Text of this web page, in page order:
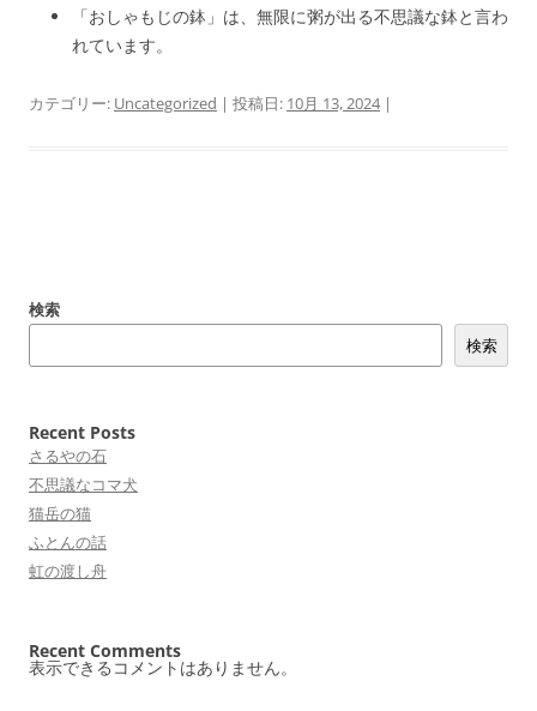
「おしゃもじの鉢」は、無限に粥が出る不思議な鉢と言わ
れています。
カテゴリー: Uncategorized | 投稿日: 10月 13, 2024|
ナ
ー
シ
ョ
ン
検索
検索
Recent Posts
さるやの石
不思議なコマ犬
猫岳の猫
ふとんの話
虹の渡し舟
Recent Comments
表示できるコメントはありません。